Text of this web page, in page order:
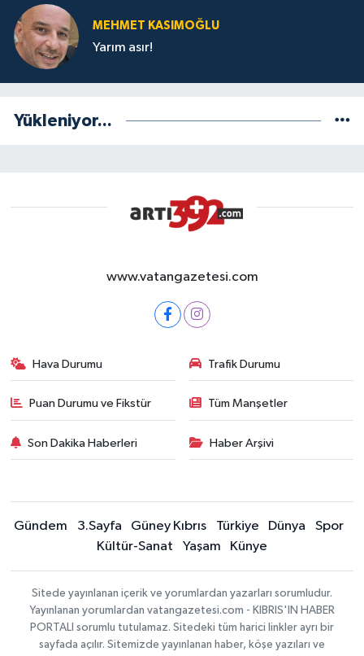
MEHMET KASIMOĞLU
Yarım asır!
Yükleniyor...
www.vatangazetesi.com
Hava Durumu Trafik Durumu
Puan Durumu ve Fikstür Tüm Manşetler
Son Dakika Haberleri Haber Arşivi
Gündem 3.Sayfa Güney Kıbrıs Türkiye Dünya
Spor
Kültür-Sanat
Yaşam Künye
Sitede yayınlanan içerik ve yorumlardan yazarları sorumludur.
Yayınlanan yorumlardan vatangazetesi.com - KIBRIS'IN HABER
PORTALI sorumlu tutulamaz. Sitedeki tüm harici linkler ayrı bir
sayfada açılır. Sitemizde yayınlanan haber, köşe yazıları ve